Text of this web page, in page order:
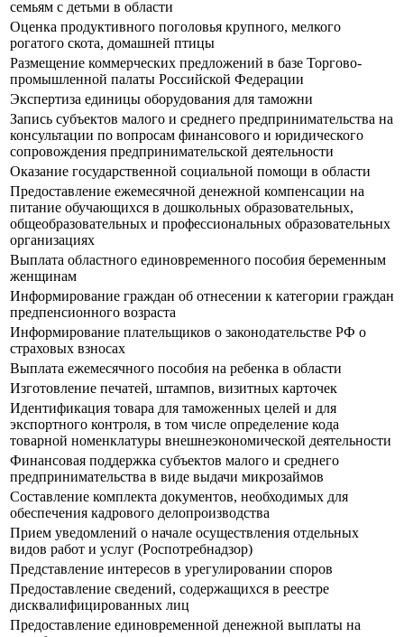
семьям с детьми в области
Оценка продуктивного поголовья крупного, мелкого
рогатого скота, домашней птицы
Размещение коммерческих предложений в базе Торгово-
промышленной палаты Российской Федерации
Экспертиза единицы оборудования для таможни
Запись субъектов малого и среднего предпринимательства на
консультации по вопросам финансового и юридического
сопровождения предпринимательской деятельности
Оказание государственной социальной помощи в области
Предоставление ежемесячной денежной компенсации на
питание обучающихся в дошкольных образовательных,
общеобразовательных и профессиональных образовательных
организациях
Выплата областного единовременного пособия беременным
женщинам
Информирование граждан об отнесении к категории граждан
предпенсионного возраста
Информирование плательщиков о законодательстве РФ о
страховых взносах
Выплата ежемесячного пособия на ребенка в области
Изготовление печатей, штампов, визитных карточек
Идентификация товара для таможенных целей и для
экспортного контроля, в том числе определение кода
товарной номенклатуры внешнеэкономической деятельности
Финансовая поддержка субъектов малого и среднего
предпринимательства в виде выдачи микрозаймов
Составление комплекта документов, необходимых для
обеспечения кадрового делопроизводства
Прием уведомлений о начале осуществления отдельных
видов работ и услуг (Роспотребнадзор)
Представление интересов в урегулировании споров
Предоставление сведений, содержащихся в реестре
дисквалифицированных лиц
Предоставление единовременной денежной выплаты на